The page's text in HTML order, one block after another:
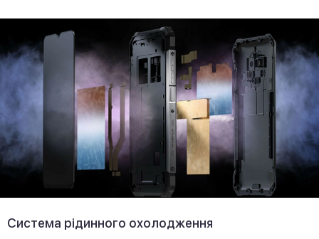
Система рідинного охолодження